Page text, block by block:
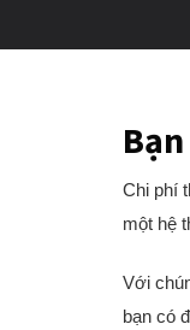
Chi phí
một hệ
Với
bạn có